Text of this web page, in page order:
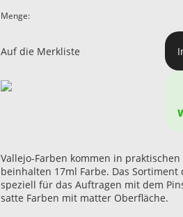
Menge:
Auf die Merkliste
Vallejo-Farben kommen in
beinhalten 17ml Farbe. Das Sortiment
speziell für das Auftragen mit dem
satte Farben mit matter Oberfläche.